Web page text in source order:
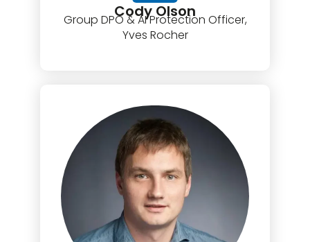
Cody Olson
Group DPO & AI Protection Officer,
Yves Rocher